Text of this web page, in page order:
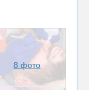
8 фото